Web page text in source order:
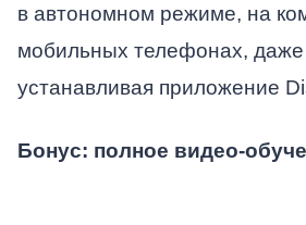
в автономном режиме, на
мобильных телефонах,
устанавливая приложение
Бонус: полное видео-